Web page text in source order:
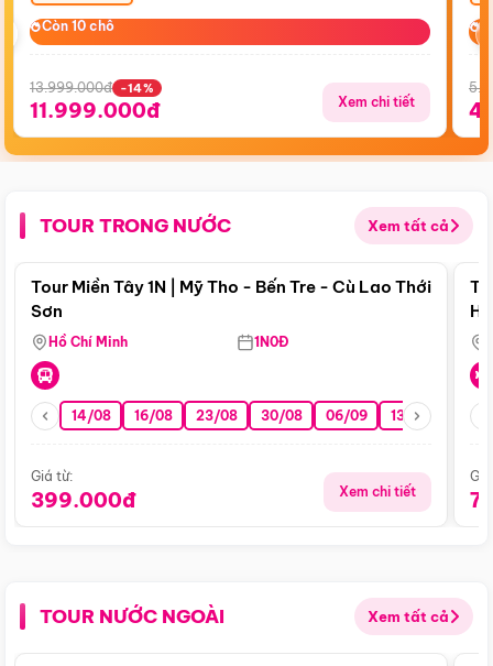
Còn 10 chỗ
Còn 10 chỗ
13.999.000đ -14%
11.999.000đ Xem chi tiết
TOUR TRONG NƯỚC Xem tất cả
Điểm nổi bật
Tour Miền Tây 1N | Mỹ Tho - Bến Tre - Cù Lao Thới
Sơn
Hồ Chí Minh 1N0Đ
14/08 16/08 23/08 30/08 06/09 13/09 20/09
Giá từ:
399.000đ Xem chi tiết
TOUR NƯỚC NGOÀI Xem tất cả
Điểm nổi bật